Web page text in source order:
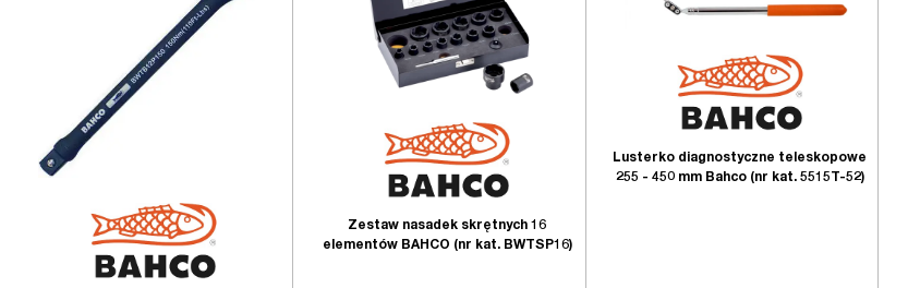
Zestaw nasadek skrętnych 16
elementów BAHCO (nr kat. BWTSP16)
Lusterko diagnostyczne teleskopowe
255 - 450 mm Bahco (nr kat. 5515T-52)